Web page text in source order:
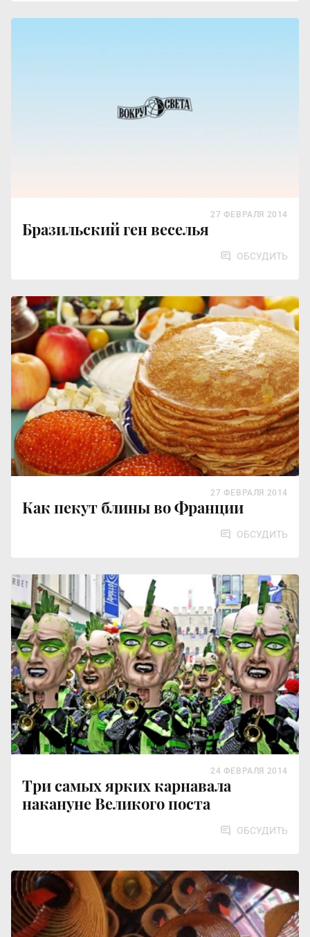
Бразильский ген веселья
27 ФЕВРАЛЯ 2014
ОБСУДИТЬ
Как пекут блины во Франции
27 ФЕВРАЛЯ 2014
ОБСУДИТЬ
Три самых ярких карнавала
накануне Великого поста
24 ФЕВРАЛЯ 2014
ОБСУДИТЬ